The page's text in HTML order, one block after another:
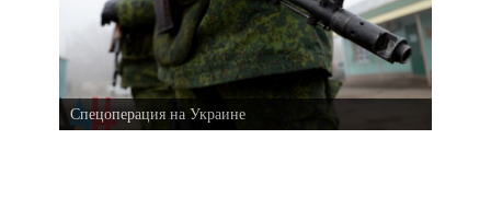
Спецоперация на Украине